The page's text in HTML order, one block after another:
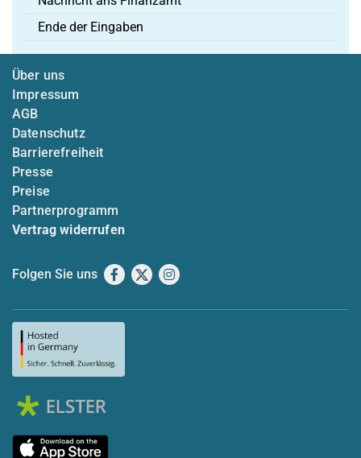
Ende der Eingaben
Über uns
Impressum
AGB
Datenschutz
Barrierefreiheit
Presse
Preise
Partnerprogramm
Vertrag widerrufen
Folgen Sie uns Facebook
X Instagram